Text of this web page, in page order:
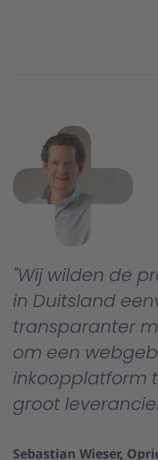
Wij wilden de
in Duitsland
transparanter
om een
inkoopplatform
groot
Sebastian Wieser,